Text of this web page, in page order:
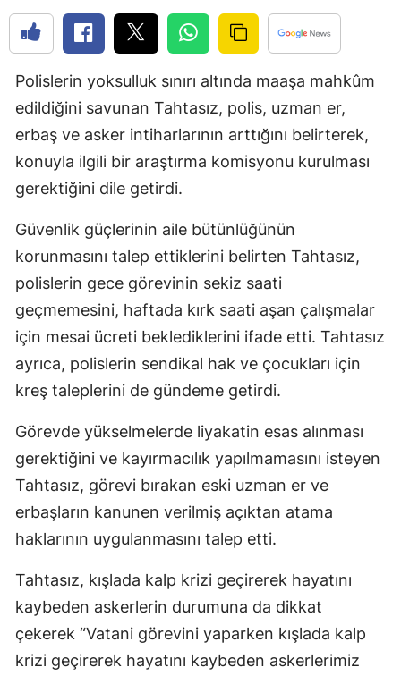
Elazığ
Erzincan
Erzurum
Eskişehir
Gaziantep
Gümüşhane
Hakkari
Hatay
Isparta
Mersin
İzmir
Kars
Kastamonu
Kırklareli
Kırşehir
Polislerin yoksulluk sınırı altında maaşa mahkûm
edildiğini savunan Tahtasız, polis, uzman er,
erbaş ve asker intiharlarının arttığını belirterek,
konuyla ilgili bir araştırma komisyonu kurulması
gerektiğini dile getirdi.
Güvenlik güçlerinin aile bütünlüğünün
korunmasını talep ettiklerini belirten Tahtasız,
polislerin gece görevinin sekiz saati
geçmemesini, haftada kırk saati aşan çalışmalar
için mesai ücreti beklediklerini ifade etti. Tahtasız
ayrıca, polislerin sendikal hak ve çocukları için
kreş taleplerini de gündeme getirdi.
Görevde yükselmelerde liyakatin esas alınması
gerektiğini ve kayırmacılık yapılmamasını isteyen
Tahtasız, görevi bırakan eski uzman er ve
erbaşların kanunen verilmiş açıktan atama
haklarının uygulanmasını talep etti.
Tahtasız, kışlada kalp krizi geçirerek hayatını
kaybeden askerlerin durumuna da dikkat
çekerek “Vatani görevini yaparken kışlada kalp
krizi geçirerek hayatını kaybeden askerlerimiz